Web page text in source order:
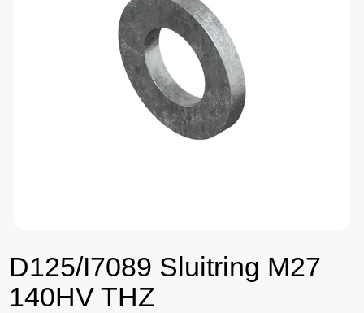
D125/I7089 Sluitring M27
140HV THZ